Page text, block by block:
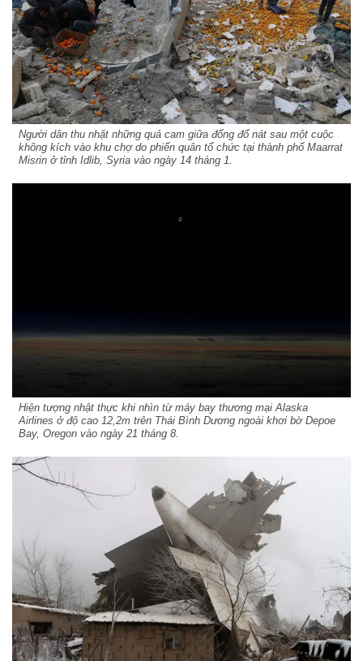
Người dân thu nhặt những quả cam giữa đống đổ nát sau một cuộc
không kích vào khu chợ do phiến quân tổ chức tại thành phố Maarrat
Misrin ở tỉnh Idlib, Syria vào ngày 14 tháng 1.
Hiện tượng nhật thực khi nhìn từ máy bay thương mại Alaska
Airlines ở độ cao 12,2m trên Thái Bình Dương ngoài khơi bờ Depoe
Bay, Oregon vào ngày 21 tháng 8.